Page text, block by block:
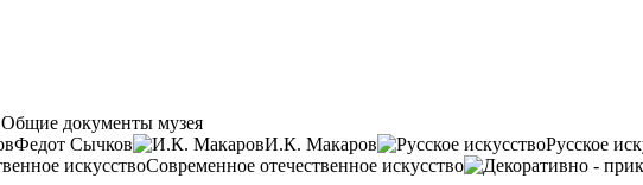
Общие документы музея
Федот Сычков И.К. Макаров
Русское
Современное отечественное искусство